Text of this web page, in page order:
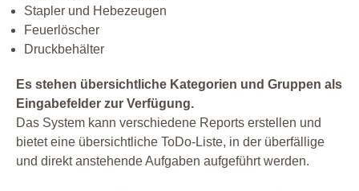
Stapler und Hebezeugen
Feuerlöscher
Druckbehälter
Es stehen übersichtliche Kategorien und Gruppen als
Eingabefelder zur Verfügung.
Das System kann verschiedene Reports erstellen und
bietet eine übersichtliche ToDo-Liste, in der überfällige
und direkt anstehende Aufgaben aufgeführt werden.